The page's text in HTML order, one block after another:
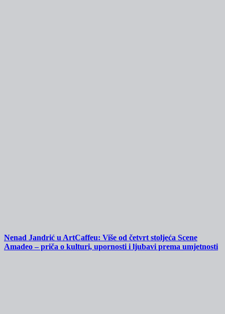
Nenad Jandrić u ArtCaffeu: Više od četvrt stoljeća Scene
Amadeo – priča o kulturi, upornosti i ljubavi prema umjetnosti